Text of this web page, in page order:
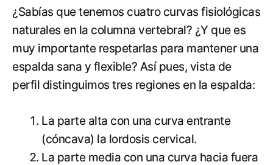
¿Sabías que tenemos cuatro curvas fisiológicas
naturales en la columna vertebral? ¿Y que es
muy importante respetarlas para mantener una
espalda sana y flexible? Así pues, vista de
perfil distinguimos tres regiones en la espalda:
La parte alta con una curva entrante
(cóncava) la lordosis cervical.
La parte media con una curva hacia fuera